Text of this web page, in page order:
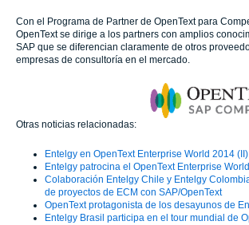
Con el Programa de Partner de OpenText para
OpenText se dirige a los partners con amplios
SAP que se diferencian claramente de otros
empresas de consultoría en el mercado.
Otras noticias relacionadas:
Entelgy en OpenText Enterprise World 2014 (II)
Entelgy patrocina el OpenText Enterprise
Colaboración Entelgy Chile y Entelgy
de proyectos de ECM con SAP/OpenText
OpenText protagonista de los desayunos de
Entelgy Brasil participa en el tour mundial de